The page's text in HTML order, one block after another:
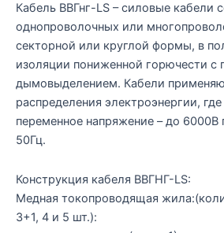
Кабель ВВГнг-LS – силовые кабели
однопроволочных или
секторной или круглой формы, в
изоляции пониженной горючести с
дымовыделением. Кабели
распределения электроэнергии,
переменное напряжение – до 6000В
50Гц.
Конструкция кабеля ВВГНГ-LS:
Медная токопроводящая
3+1, 4 и 5 шт.):